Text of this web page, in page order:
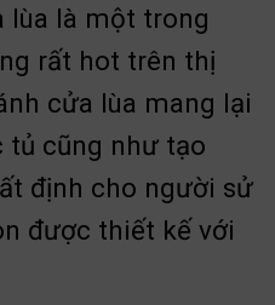
lùa là một trong
rất hot trên thị
cửa lùa mang lại
tủ cũng như tạo
định cho người sử
được thiết kế với